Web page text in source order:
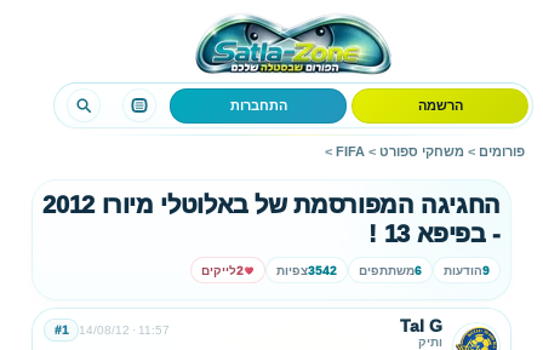
הרשמה התחברות
פורומים > משחקי ספורט >
FIFA
>
החגיגה המפורסמת של באלוטלי מיורו 2012
- בפיפא 13 !
9הודעות 6משתתפים 3542צפיות 2לייקים
Tal G
ותיק
14/08/12 11:57
#1